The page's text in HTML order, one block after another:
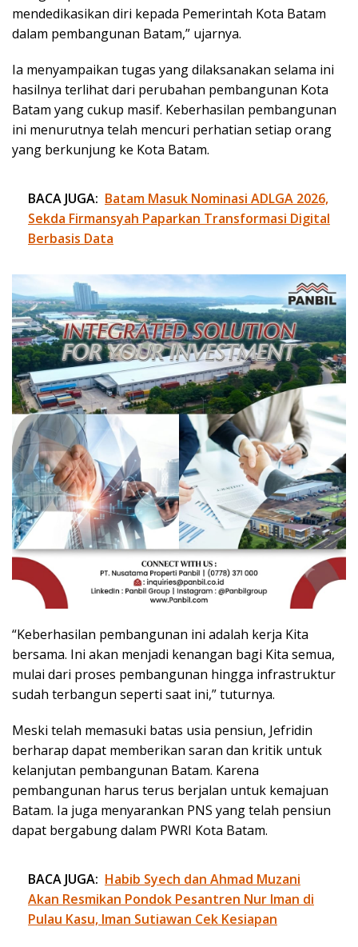
mendedikasikan diri kepada Pemerintah Kota Batam
dalam pembangunan Batam,” ujarnya.
Ia menyampaikan tugas yang dilaksanakan selama ini
hasilnya terlihat dari perubahan pembangunan Kota
Batam yang cukup masif. Keberhasilan pembangunan
ini menurutnya telah mencuri perhatian setiap orang
yang berkunjung ke Kota Batam.
BACA JUGA: Batam Masuk Nominasi ADLGA 2026,
Sekda Firmansyah Paparkan Transformasi Digital
Berbasis Data
“Keberhasilan pembangunan ini adalah kerja Kita
bersama. Ini akan menjadi kenangan bagi Kita semua,
mulai dari proses pembangunan hingga infrastruktur
sudah terbangun seperti saat ini,” tuturnya.
Meski telah memasuki batas usia pensiun, Jefridin
berharap dapat memberikan saran dan kritik untuk
kelanjutan pembangunan Batam. Karena
pembangunan harus terus berjalan untuk kemajuan
Batam. Ia juga menyarankan PNS yang telah pensiun
dapat bergabung dalam PWRI Kota Batam.
BACA JUGA: Habib Syech dan Ahmad Muzani
Akan Resmikan Pondok Pesantren Nur Iman di
Pulau Kasu, Iman Sutiawan Cek Kesiapan